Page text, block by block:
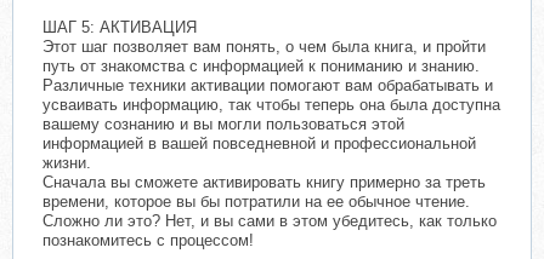
ШАГ 5: АКТИВАЦИЯ
Этот шаг позволяет вам понять, о чем была книга, и пройти
путь от знакомства с информацией к пониманию и знанию.
Различные техники активации помогают вам обрабатывать и
усваивать информацию, так чтобы теперь она была доступна
вашему сознанию и вы могли пользоваться этой
информацией в вашей повседневной и профессиональной
жизни.
Сначала вы сможете активировать книгу примерно за треть
времени, которое вы бы потратили на ее обычное чтение.
Сложно ли это? Нет, и вы сами в этом убедитесь, как только
познакомитесь с процессом!